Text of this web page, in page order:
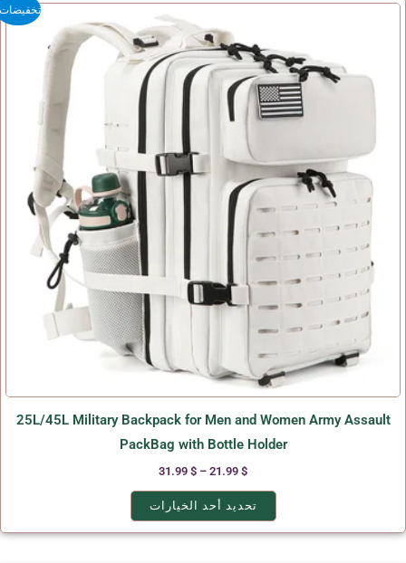
25L/45L Military Backpack for Men and Women Army Assault
PackBag with Bottle Holder
21.99 $
–
31.99 $
نطاق
السعر:
من
خلال
تحديد أحد الخيارات
العديد
من
الأشكال
المختلفة
المنتج.
يمكن
اختيار
صفحة
المنتج